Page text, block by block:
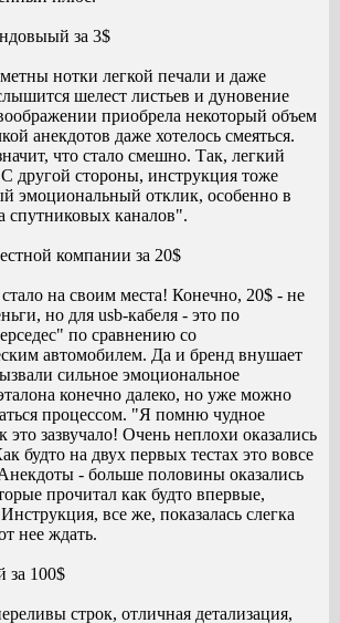
за 3$
нотки легкой печали и даже
шелест листьев и дуновение
приобрела некоторый объем
анекдотов даже хотелось смеяться.
что стало смешно. Так, легкий
другой стороны, инструкция тоже
эмоциональный отклик, особенно в
спутниковых каналов".
компании за 20$
стало на своим места! Конечно, 20$ - не
но для usb-кабеля - это по
по сравнению со
автомобилем. Да и бренд внушает
сильное эмоциональное
конечно далеко, но уже можно
процессом. "Я помню чудное
это зазвучало! Очень неплохи оказались
будто на двух первых тестах это вовсе
- больше половины оказались
прочитал как будто впервые,
все же, показалась слегка
нее ждать.
за 100$
строк, отличная детализация,